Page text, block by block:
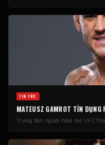
TIN TỨC
MATEUSZ GAMROT TÍN DỤNG
Trung tâm người hâm mộ UFC